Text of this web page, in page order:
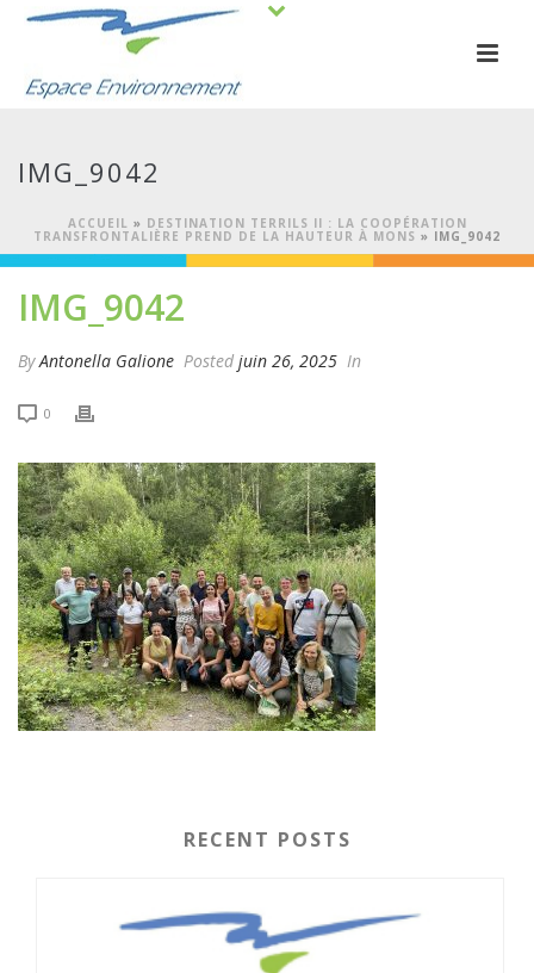
IMG_9042
ACCUEIL » DESTINATION TERRILS II : LA COOPÉRATION
TRANSFRONTALIÈRE PREND DE LA HAUTEUR À MONS » IMG_9042
IMG_9042
ByAntonella Galione Posted juin 26, 2025 In
0
RECENT POSTS